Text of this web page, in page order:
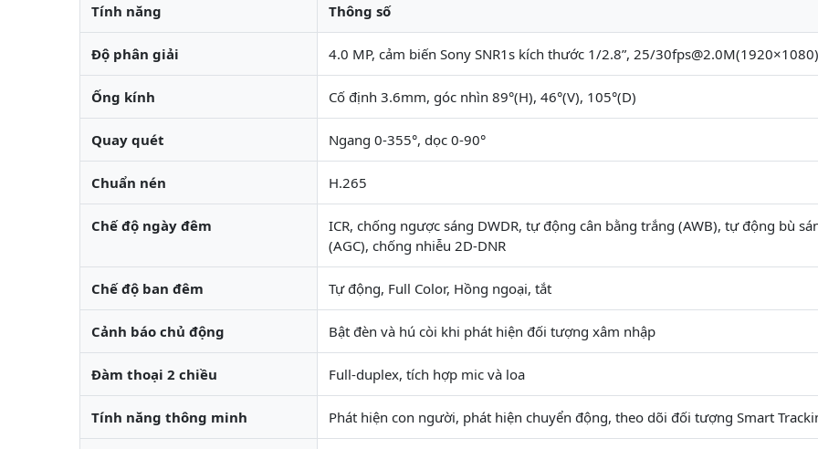
Tính năng Thông số
Độ phân giải 4.0 MP, cảm biến Sony SNR1s kích thước 1/2.8”, 25/30fps@2.0M(1920×1080)
Ống kính Cố định 3.6mm, góc nhìn 89°(H), 46°(V), 105°(D)
Quay quét Ngang 0-355°, dọc 0-90°
Chuẩn nén H.265
Chế độ ngày đêm
ICR, chống ngược sáng DWDR, tự động cân bằng trắng (AWB), tự động bù
(AGC), chống nhiễu 2D-DNR
Chế độ ban đêm Tự động, Full Color, Hồng ngoại, tắt
Cảnh báo chủ động Bật đèn và hú còi khi phát hiện đối tượng xâm nhập
Đàm thoại 2 chiều Full-duplex, tích hợp mic và loa
Tính năng thông minh Phát hiện con người, phát hiện chuyển động, theo dõi đối tượng Smart